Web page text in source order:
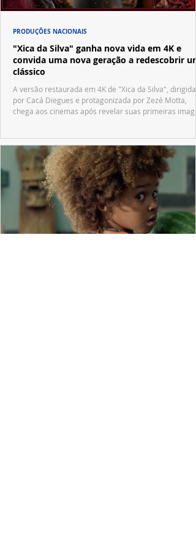
"Xica da Silva" ganha nova vida em 4K e
convida uma nova geração a redescobrir um
clássico
A versão restaurada em 4K de "Xica da Silva", dirigida
por Cacá Diegues e protagonizada por Zezé Motta,
chega aos cinemas após revelar suas primeiras
PRODUÇÕES NACIONAIS